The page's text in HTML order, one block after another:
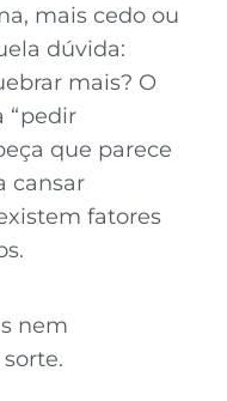
mais cedo ou
dúvida:
mais? O
“pedir
que parece
cansar
fatores
nem